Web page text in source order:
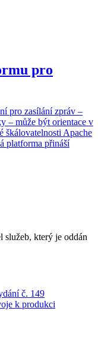
pro
pro zasílání zpráv –
– může být orientace v
škálovatelnosti Apache
platforma přináší
služeb, který je oddán
č. 149
k produkci